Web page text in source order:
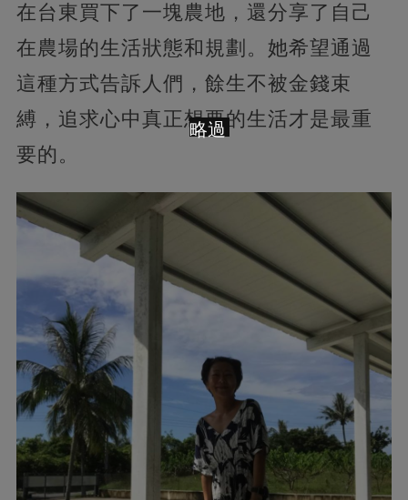
在台東買下了一塊農地，還分享了自己
在農場的生活狀態和規劃。她希望通過
這種方式告訴人們，餘生不被金錢束
縛，追求心中真正想要的生活才是最重
要的。
略過